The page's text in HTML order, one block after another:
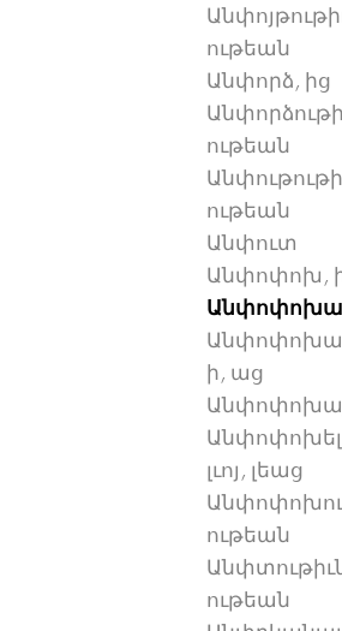
ութեան
Անփորձ, ից
ութեան
ութեան
Անփուտ
Անփոփոխ,
ի, աց
լւոյ, լեաց
ութեան
ութեան